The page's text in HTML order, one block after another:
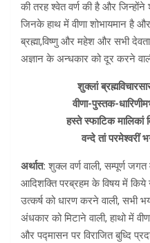
की तरह श्वेत वर्ण की है और
जिनके हाथ में वीणा शोभायमान है
ब्रह्मा,विष्णु और महेश और सभी
अज्ञान के अन्धकार को दूर करने
शुक्लां
वीणा-पुस्तक-
हस्ते स्फाटिक मालिकां
वन्दे तां परमेश्वरीं
अर्थात: शुक्ल वर्ण वाली, सम्पूर्ण जगत
आदिशक्ति परब्रहम के विषय में
उत्कर्ष को धारण करने वाली, सभी
अंधकार को मिटाने वाली, हाथो में
और पद्मासन पर विराजित बुध्दि